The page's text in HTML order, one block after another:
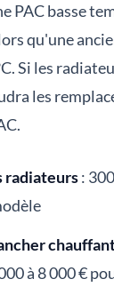
PAC basse
qu'une
Si les
les
radiateurs:
à 8 000 €